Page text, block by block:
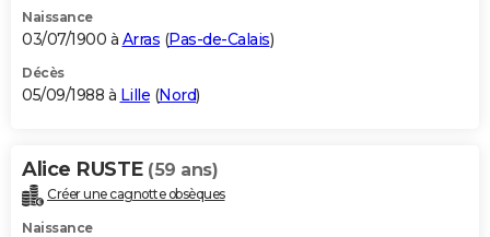
Naissance
03/07/1900 à Arras (Pas-de-Calais)
Décès
05/09/1988 à Lille (Nord)
Alice RUSTE (59 ans)
Créer une cagnotte obsèques
Naissance